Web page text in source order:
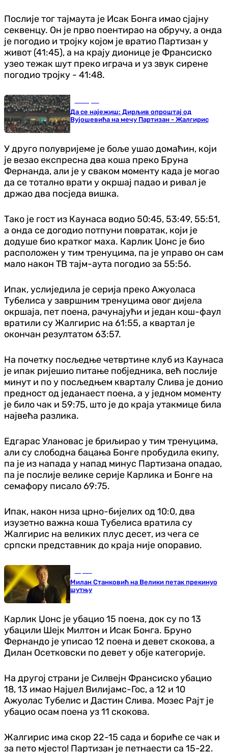
Послије тог тајмаута је Исак Бонга имао сјајну
секвенцу. Он је прво поентирао на обручу, а онда
је погодио и тројку којом је вратио Партизан у
живот (41:45), а на крају дионице је Франсиско
узео тежак шут преко играча и уз звук сирене
погодио тројку - 41:48.
Да се најежиш: Дирљив опроштај од
Вујошевића на мечу Партизан - Жалгирис
У друго полувријеме је боље ушао домаћин, који
је везао експресна два коша преко Бруна
Фернанда, али је у сваком моменту када је могао
да се тотално врати у окршај падао и ривал је
држао два посједа вишка.
Тако је гост из Каунаса водио 50:45, 53:49, 55:51,
а онда се догодио потпуни повратак, који је
додуше био кратког маха. Карлик Џонс је био
расположен у тим тренуцима, па је управо он сам
мало након ТВ тајм-аута погодио за 55:56.
Ипак, услиједила је серија преко Ажуоласа
Тубелиса у завршним тренуцима овог дијела
окршаја, пет поена, рачунајући и један кош-фаул
вратили су Жалгирис на 61:55, а квартал је
окончан резултатом 63:57.
На почетку посљедње четвртине клуб из Каунаса
је ипак ријешио питање побједника, већ послије
минут и по у посљедњем кварталу Слива је донио
предност од једанаест поена, а у једном моменту
је било чак и 59:75, што је до краја утакмице била
највећа разлика.
Едгарас Улановас је бриљирао у тим тренуцима,
али су слободна бацања Бонге пробудила екипу,
па је из напада у напад минус Партизана опадао,
па је послије велике серије Карлика и Бонге на
семафору писало 69:75.
Ипак, након низа црно-бијелих од 10:0, два
изузетно важна коша Тубелиса вратила су
Жалгирис на великих плус десет, из чега се
српски представник до краја није опоравио.
Милан Станковић на Велики петак прекинуо
шутњу
Карлик Џонс је убацио 15 поена, док су по 13
убацили Шејк Милтон и Исак Бонга. Бруно
Фернандо је уписао 12 поена и девет скокова, а
Дилан Осетковски по девет у обје категорије.
На другој страни је Силвејн Франсиско убацио
18, 13 имао Најџел Вилијамс-Гос, а 12 и 10
Ажуолас Тубелис и Дастин Слива. Мозес Рајт је
убацио осам поена уз 11 скокова.
Жалгирис има скор 22-15 сада и бориће се чак и
за пето мјесто! Партизан је петнаести са 15-22.